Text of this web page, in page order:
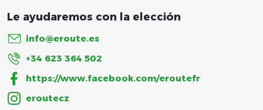
g
n
a
info@eroute.es
+34 623 364 502
https://www.facebook.com/eroutefr
eroutecz